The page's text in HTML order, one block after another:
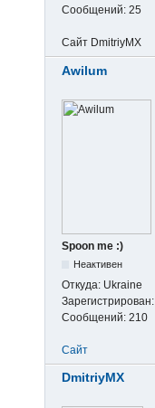
Сообщений: 25
Сайт DmitriyMX
Awilum
Spoon me :)
Неактивен
Откуда: Ukraine
Зарегистрирован:
Сообщений: 210
Сайт
DmitriyMX